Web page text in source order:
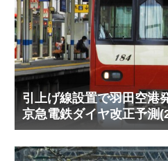
引上げ線設置で羽田空
京急電鉄ダイヤ改正予測